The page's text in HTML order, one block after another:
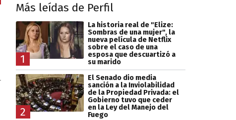
Más leídas de Perfil
1
La historia real de "Elize:
Sombras de una mujer", la
nueva película de Netflix
sobre el caso de una
esposa que descuartizó a
su marido
2
El Senado dio media
sanción a la Inviolabilidad
de la Propiedad Privada: el
Gobierno tuvo que ceder
en la Ley del Manejo del
Fuego